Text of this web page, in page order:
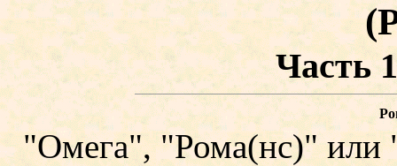
Часть
"Омега", "Рома(нс)" или